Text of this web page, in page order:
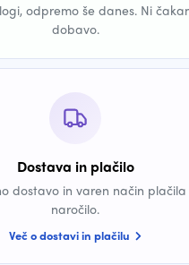
odpremo še danes. Ni
dobavo.
Dostava in plačilo
dostavo in varen način plačila
naročilo.
Več o dostavi in plačilu